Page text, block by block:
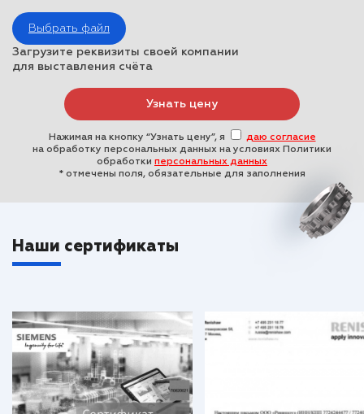
Выбрать файл
Загрузите реквизиты своей компании
для выставления счёта
Нажимая на кнопку “Узнать цену”, я
даю согласие
на обработку персональных данных на условиях Политики
обработки персональных данных
* отмечены поля, обязательные для заполнения
Наши сертификаты